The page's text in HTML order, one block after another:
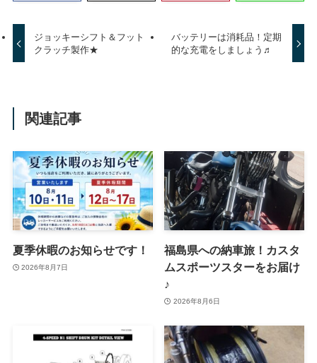
ジョッキーシフト＆フット
クラッチ製作★
バッテリーは消耗品！定期
的な充電をしましょう♬
関連記事
夏季休暇のお知らせです！
2026年8月7日
福島県への納車旅！カスタ
ムスポーツスターをお届け
♪
2026年8月6日